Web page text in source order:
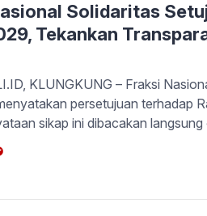
Solidaritas
Tekankan
KLUNGKUNG – Fraksi
persetujuan terhadap
sikap ini dibacakan langsung
bagian dari pendapat akhir
(29/7/2025). Dalam
apresiasi atas kerja
[…]